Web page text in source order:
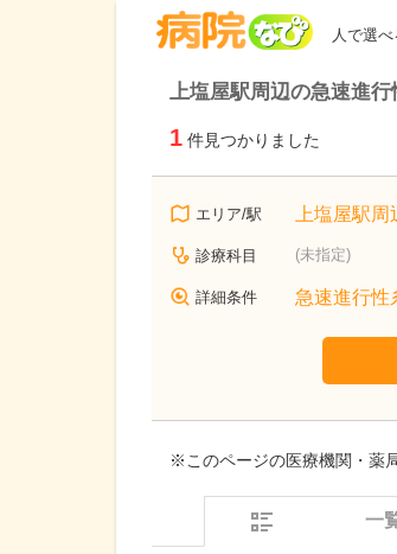
人で選
上塩屋駅周辺の急速進
1 件見つかりました
エリア/駅 上塩屋駅周
診療科目 (未指定)
詳細条件 急速進行性
※このページの医療機関・薬
一